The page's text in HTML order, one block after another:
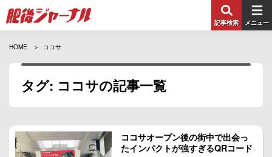
記事検索 メニュー
HOME ココサ
タグ: ココサの記事一覧
ココサオープン後の街中で出会っ
たインパクトが強すぎるQRコード